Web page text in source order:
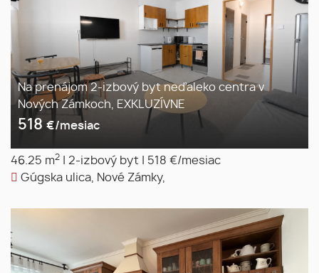
Na prenájom 2-izbový byt neďaleko centra v
Nových Zámkoch, EXKLUZÍVNE
518 €/mesiac
46.25 m2 2-izbový byt
518 €/mesiac
Gúgska ulica, Nové Zámky,